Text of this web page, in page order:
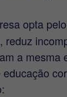
opta pelo
reduz
a mesma